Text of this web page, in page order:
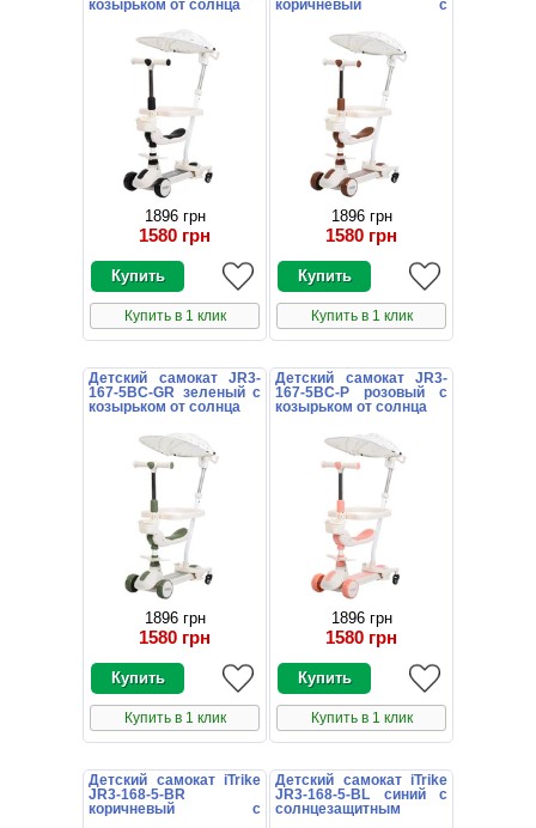
козырьком от солнца
1896 грн
1580 грн
Купить в 1 клик
коричневый с
1896 грн
1580 грн
Купить в 1 клик
Детский самокат JR3-
167-5BC-GR зеленый с
козырьком от солнца
1896 грн
1580 грн
Купить в 1 клик
Детский самокат JR3-
167-5BC-P розовый с
козырьком от солнца
1896 грн
1580 грн
Купить в 1 клик
Детский самокат iTrike
JR3-168-5-BR
коричневый с
Детский самокат iTrike
JR3-168-5-BL синий с
солнцезащитным